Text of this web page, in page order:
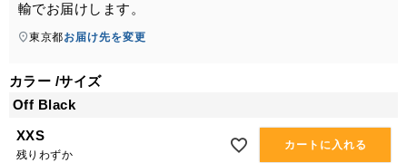
輸でお届けします。
東京都お届け先を変更
カラー サイズ
Off Black
XXS
残りわずか
カートに入れる